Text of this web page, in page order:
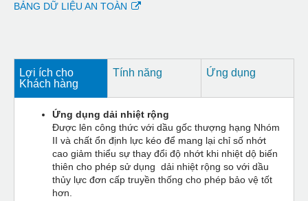
BẢNG DỮ LIỆU AN TOÀN
Lợi ích cho
Khách hàng
Tính năng Ứng dụng
Ứng dụng dải nhiệt rộng
Được lên công thức với dầu gốc thượng hạng Nhóm
II và chất ổn định lực kéo để mang lại chỉ số nhớt
cao giảm thiểu sự thay đổi độ nhớt khi nhiệt dộ biến
thiên cho phép sử dụng dải nhiệt rộng so với dầu
thủy lực đơn cấp truyền thống cho phép bảo vệ tốt
hơn.